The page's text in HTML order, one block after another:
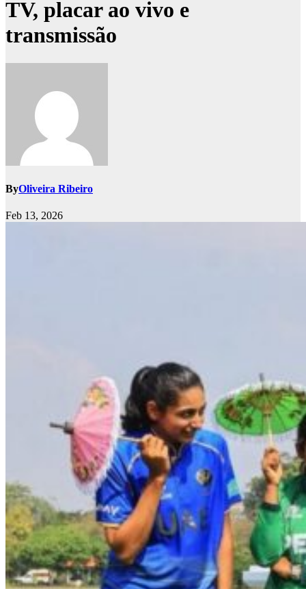
TV, placar ao vivo e
transmissão
ByOliveira Ribeiro
Feb 13, 2026